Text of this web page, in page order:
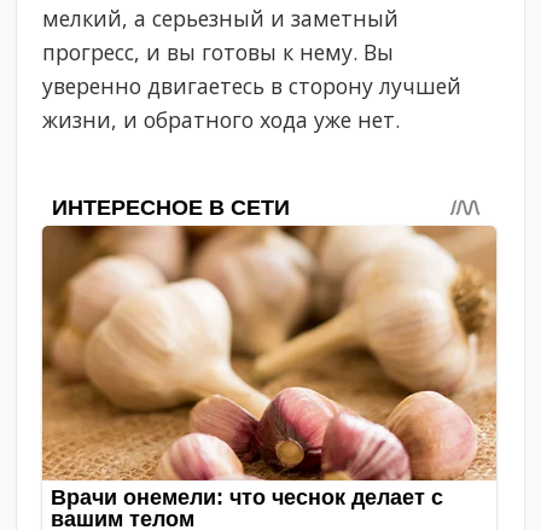
мелкий, а серьезный и заметный
прогресс, и вы готовы к нему. Вы
уверенно двигаетесь в сторону лучшей
жизни, и обратного хода уже нет.